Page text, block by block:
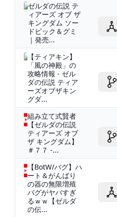
ゼルダの伝説 テ
ィアーズ オブ ザ
キングダム ソー
ドピック＆グミ
｜発売...
【ティアキン】
「風の神殿」の
攻略情報 - ゼル
ダの伝説 ティア
ーズオブザキン
グダ...
組み立て式賢者
【ゼルダの伝説
ティアーズ オブ
ザ キングダム】
＃７７ -...
【BotW/バグ】ハ
ート＆がんばり
の器の無限増殖
バグがヤバすぎ
るｗｗ【ゼルダ
の伝...